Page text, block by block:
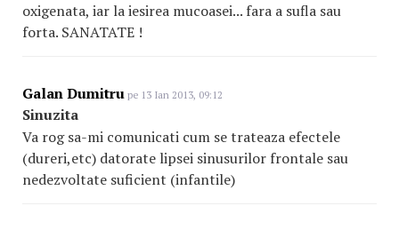
oxigenata, iar la iesirea mucoasei... fara a sufla sau
forta. SANATATE !
Galan Dumitru pe 13 Ian 2013, 09:12
Sinuzita
Va rog sa-mi comunicati cum se trateaza efectele
(dureri,etc) datorate lipsei sinusurilor frontale sau
nedezvoltate suficient (infantile)